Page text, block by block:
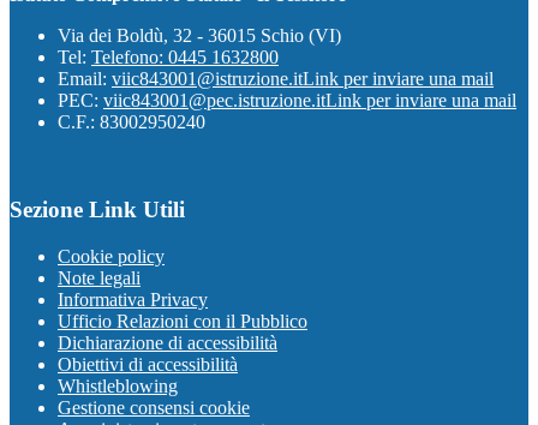
Via dei Boldù, 32 - 36015 Schio (VI)
Tel: Telefono: 0445 1632800
Email: viic843001@istruzione.itLink per inviare una mail
PEC: viic843001@pec.istruzione.itLink per inviare una mail
C.F.: 83002950240
Sezione Link Utili
Cookie policy
Note legali
Informativa Privacy
Ufficio Relazioni con il Pubblico
Dichiarazione di accessibilità
Obiettivi di accessibilità
Whistleblowing
Gestione consensi cookie